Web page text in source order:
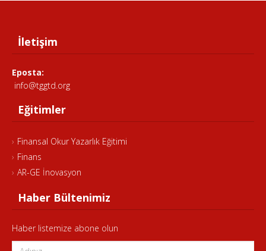
İletişim
Eposta:
info@tggtd.org
Eğitimler
Finansal Okur Yazarlık Eğitimi
Finans
AR-GE İnovasyon
Haber Bültenimiz
Haber listemize abone olun